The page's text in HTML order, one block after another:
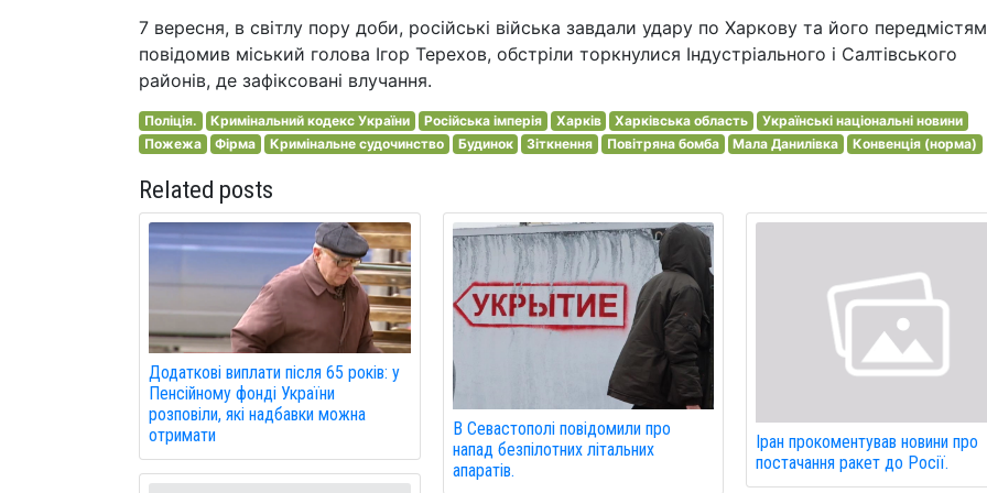
7 вересня, в світлу пору доби, російські війська завдали удару по Харкову та його
повідомив міський голова Ігор Терехов, обстріли торкнулися Індустріального і Салтівського
районів, де зафіксовані влучання.
Поліція. Кримінальний кодекс України Російська імперія Харків Харківська область
Українські національні новини
Пожежа
Фірма Кримінальне судочинство Будинок Зіткнення Повітряна бомба Мала Данилівка Конвенція (норма)
Related posts
Додаткові виплати після 65 років: у
Пенсійному фонді України
розповіли, які надбавки можна
отримати
В Севастополі повідомили про
напад безпілотних літальних
апаратів.
Іран прокоментував новини про
постачання ракет до Росії.